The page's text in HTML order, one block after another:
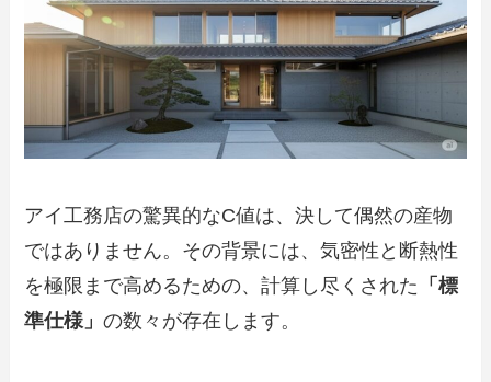
アイ工務店の驚異的なC値は、決して偶然の産物
ではありません。その背景には、気密性と断熱性
を極限まで高めるための、計算し尽くされた 「標
準仕様」の数々が存在します。